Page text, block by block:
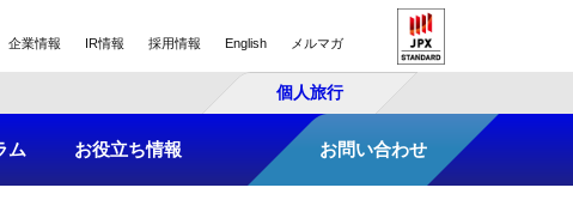
企業情報 IR情報 採用情報 English メルマガ
個人旅行
ム お役立ち情報 お問い合わせ